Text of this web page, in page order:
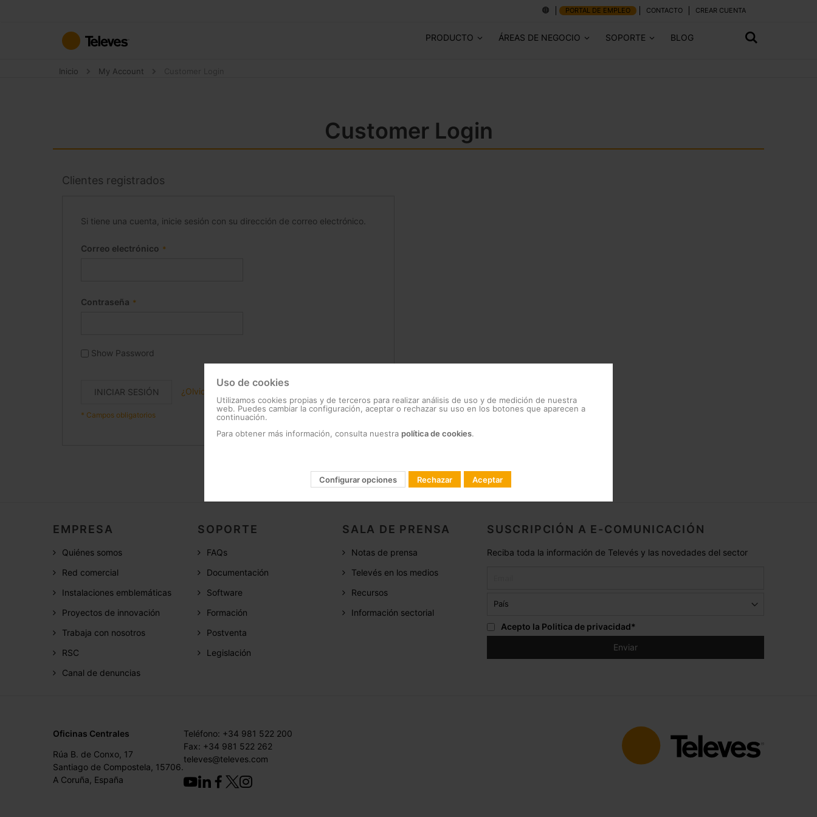
contenido
PORTAL DE EMPLEO CONTACTO CREAR CUENTA
PRODUCTO ÁREAS DE NEGOCIO SOPORTE BLOG
Inicio My Account
Customer Login
Clientes registrados
Si tiene una cuenta, inicie sesión con su dirección de correo electrónico.
Correo electrónico
Contraseña
Show Password
INICIAR SESIÓN ¿Olvidó su contraseña?
EMPRESA
Quiénes somos
Red comercial
Instalaciones emblemáticas
Proyectos de innovación
Trabaja con nosotros
RSC
Canal de denuncias
SOPORTE
FAQs
Documentación
Software
Formación
Postventa
Legislación
SALA DE PRENSA
Notas de prensa
Televés en los medios
Recursos
Información sectorial
SUSCRIPCIÓN A E-COMUNICACIÓN
Reciba toda la información de Televés y las novedades del sector
Acepto la Politica de privacidad*
Oficinas Centrales
Rúa B. de Conxo, 17
Santiago de Compostela, 15706.
A Coruña, España
Teléfono: +34 981 522 200
Fax: +34 981 522 262
televes@televes.com
Uso de cookies
Utilizamos cookies propias y de terceros para realizar análisis de uso y de medición de nuestra
web. Puedes cambiar la configuración, aceptar o rechazar su uso en los botones que aparecen a
continuación.
Para obtener más información, consulta nuestra política de cookies.
Configurar opciones Rechazar Aceptar